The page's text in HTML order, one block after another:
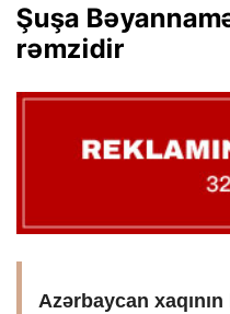
Şuşa
rəmzidir
Azərbaycan